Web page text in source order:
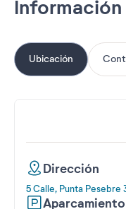
Ubicación
Dirección
5 Calle, Punta Pesebre
Aparcamiento